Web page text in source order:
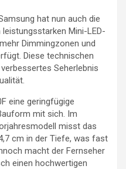
hat nun auch die
Mini-LED-
Dimmingzonen und
Diese technischen
Seherlebnis
eine geringfügige
mit sich. Im
misst das
cm in der Tiefe, was fast
macht der Fernseher
einen hochwertigen